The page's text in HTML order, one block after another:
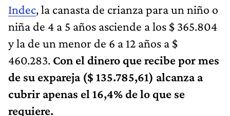
Indec, la canasta de crianza para un niño o
niña de 4 a 5 años asciende a los $ 365.804
y la de un menor de 6 a 12 años a $
460.283. Con el dinero que recibe por mes
de su expareja ($ 135.785,61) alcanza a
cubrir apenas el 16,4% de lo que se
requiere.